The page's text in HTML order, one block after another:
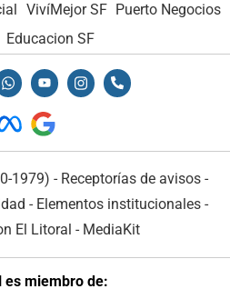
VivíMejor SF Puerto Negocios
Educacion SF
1979) - Receptorías de avisos -
- Elementos institucionales-
El Litoral - MediaKit
es miembro de: